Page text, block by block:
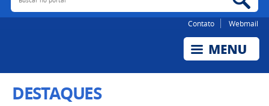
Contato Webmail
DESTAQUES